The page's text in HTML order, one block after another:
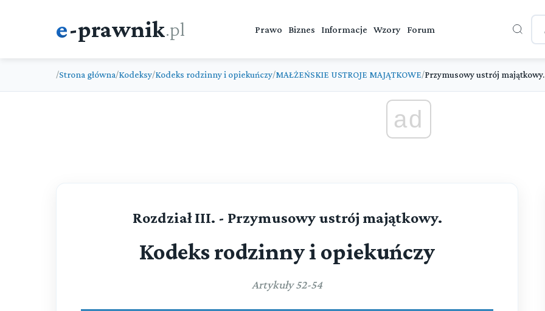
e-prawnik.pl Prawo Biznes Informacje Wzory Forum
/Strona główna/Kodeksy/Kodeks rodzinny i opiekuńczy/MAŁŻEŃSKIE USTROJE MAJĄTKOWE/Przymusowy ustrój majątkowy.
ad
Rozdział III. - Przymusowy ustrój majątkowy.
Kodeks rodzinny i opiekuńczy
Artykuły 52-54